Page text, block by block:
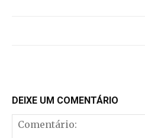
DEIXE UM COMENTÁRIO